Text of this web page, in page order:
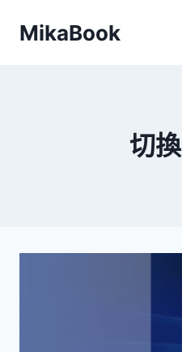
MikaBook
切